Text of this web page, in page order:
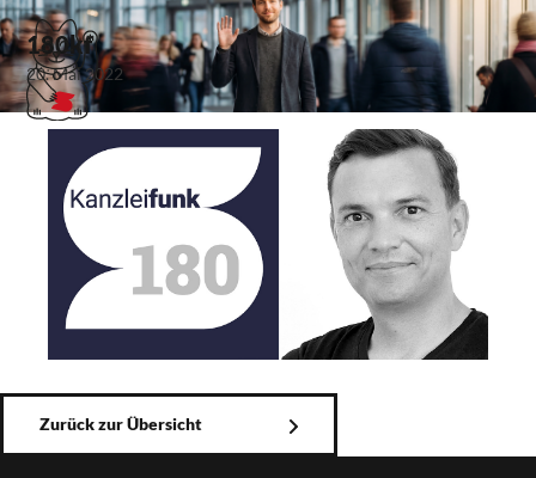
180kf
20. Mai 2022
Zurück zur Übersicht